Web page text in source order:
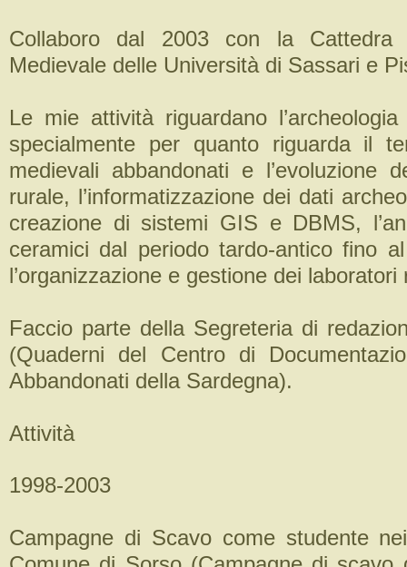
Collaboro dal 2003 con la Cattedra
Medievale delle Università di Sassari e
Le mie attività riguardano
specialmente per quanto riguarda il
medievali abbandonati e l’evoluzione
rurale, l’informatizzazione dei dati
creazione di sistemi GIS e DBMS,
ceramici dal periodo tardo-antico fino
l’organizzazione e gestione dei laboratori
Faccio parte della Segreteria di
(Quaderni del Centro di
Abbandonati della Sardegna).
Attività
1998-2003
Campagne di Scavo come studente